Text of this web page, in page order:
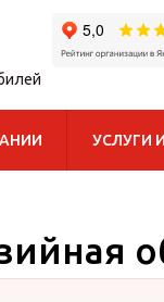
УСЛУГИ